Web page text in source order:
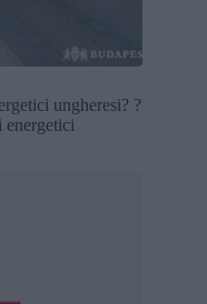
ungheresi? ?